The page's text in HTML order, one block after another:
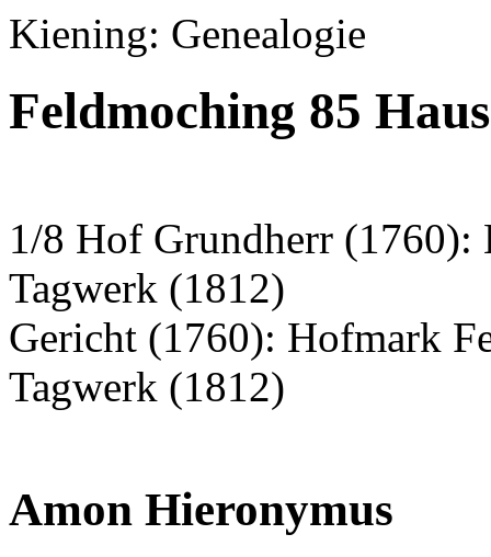
Kiening: Genealogie
Feldmoching 85
1/8 Hof Grundherr
Tagwerk (1812)
Gericht (1760): Hofmark
Tagwerk (1812)
Amon Hieronymus